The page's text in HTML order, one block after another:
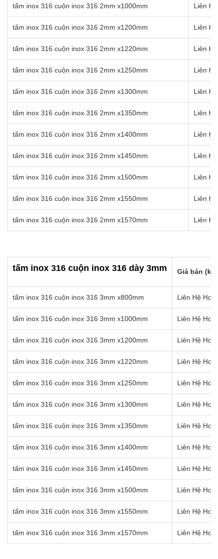
tấm inox 316 cuộn inox 316 2mm x1000mm Liên
tấm inox 316 cuộn inox 316 2mm x1200mm Liên
tấm inox 316 cuộn inox 316 2mm x1220mm Liên
tấm inox 316 cuộn inox 316 2mm x1250mm Liên
tấm inox 316 cuộn inox 316 2mm x1300mm Liên
tấm inox 316 cuộn inox 316 2mm x1350mm Liên
tấm inox 316 cuộn inox 316 2mm x1400mm Liên
tấm inox 316 cuộn inox 316 2mm x1450mm Liên
tấm inox 316 cuộn inox 316 2mm x1500mm Liên
tấm inox 316 cuộn inox 316 2mm x1550mm Liên
tấm inox 316 cuộn inox 316 2mm x1570mm Liên
tấm inox 316 cuộn inox 316 dày 3mm Giá bán (kg)
tấm inox 316 cuộn inox 316 3mm x800mm Liên Hệ
tấm inox 316 cuộn inox 316 3mm x1000mm Liên Hệ
tấm inox 316 cuộn inox 316 3mm x1200mm Liên Hệ
tấm inox 316 cuộn inox 316 3mm x1220mm Liên Hệ
tấm inox 316 cuộn inox 316 3mm x1250mm Liên Hệ
tấm inox 316 cuộn inox 316 3mm x1300mm Liên Hệ
tấm inox 316 cuộn inox 316 3mm x1350mm Liên Hệ
tấm inox 316 cuộn inox 316 3mm x1400mm Liên Hệ
tấm inox 316 cuộn inox 316 3mm x1450mm Liên Hệ
tấm inox 316 cuộn inox 316 3mm x1500mm Liên Hệ
tấm inox 316 cuộn inox 316 3mm x1550mm Liên Hệ
tấm inox 316 cuộn inox 316 3mm x1570mm Liên Hệ